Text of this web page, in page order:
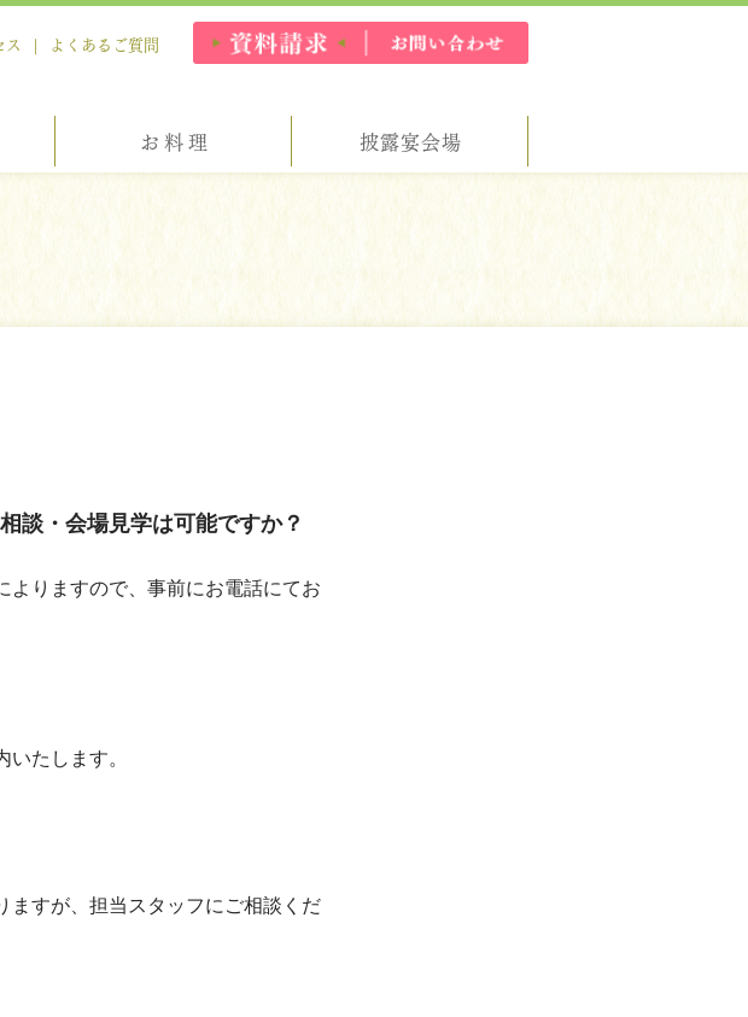
ス よくあるご質問
お料理 披露宴会場
談・会場見学は可能ですか？
よりますので、事前にお電話にてお
たします。
ますが、担当スタッフにご相談くだ